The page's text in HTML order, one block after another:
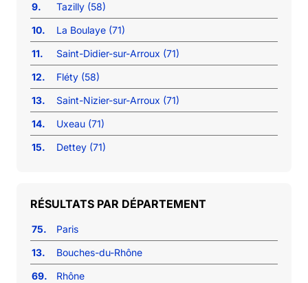
9.
Tazilly (58)
10.
La Boulaye (71)
11.
Saint-Didier-sur-Arroux (71)
12.
Fléty (58)
13.
Saint-Nizier-sur-Arroux (71)
14.
Uxeau (71)
15.
Dettey (71)
RÉSULTATS PAR DÉPARTEMENT
75.
Paris
13.
Bouches-du-Rhône
69.
Rhône